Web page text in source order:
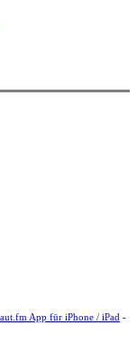
App für iPhone / iPad -